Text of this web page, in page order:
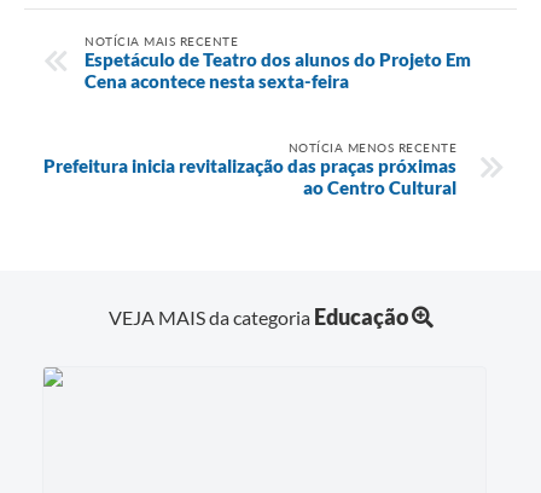
NOTÍCIA MAIS RECENTE
Espetáculo de Teatro dos alunos do Projeto Em
Cena acontece nesta sexta-feira
NOTÍCIA MENOS RECENTE
Prefeitura inicia revitalização das praças próximas
ao Centro Cultural
VEJA MAIS da categoria Educação